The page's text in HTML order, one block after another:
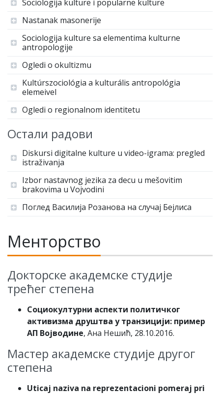
Sociologija kulture i popularne kulture
Nastanak masonerije
Sociologija kulture sa elementima kulturne
antropologije
Ogledi o okultizmu
Kultúrszociológia a kulturális antropológia
elemeivel
Ogledi o regionalnom identitetu
Остали радови
Diskursi digitalne kulture u video-igrama: pregled
istraživanja
Izbor nastavnog jezika za decu u mešovitim
brakovima u Vojvodini
Поглед Василија Розанова на случај Бејлиса
Менторство
Докторске академске студије
трећег степена
Социокултурни аспекти политичког
активизма друштва у транзицији: пример
АП Војводине, Ана Нешић, 28.10.2016.
Мастер академске студије другог
степена
Uticaj naziva na reprezentacioni pomeraj pri